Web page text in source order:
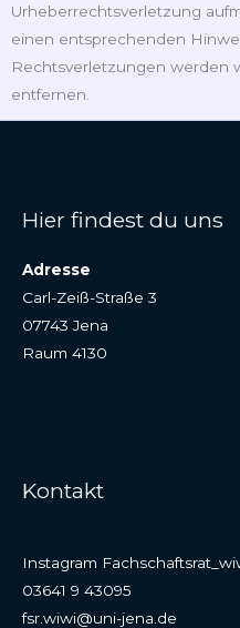
Urheberrechtsverletzung
einen entsprechenden
Rechtsverletzungen werden
entfernen.
Hier findest du uns
Adresse
Carl-Zeiß-Straße 3
07743 Jena
Raum 4130
Kontakt
Instagram
03641 9 43095
fsr.wiwi@uni-jena.de